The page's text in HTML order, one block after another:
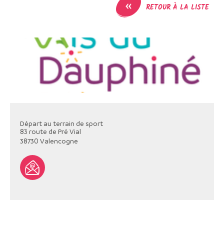
« RETOUR À LA LISTE
Départ au terrain de sport
83 route de Pré Vial
38730 Valencogne